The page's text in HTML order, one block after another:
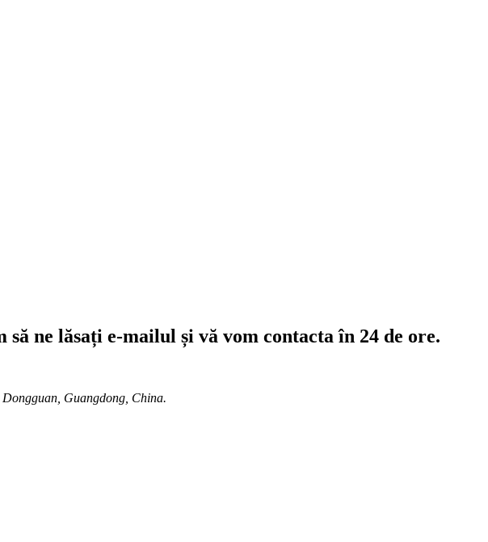
ne lăsați e-mailul și vă vom contacta în 24 de ore.
Guangdong, China.